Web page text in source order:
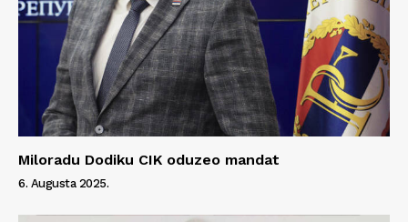
Miloradu Dodiku CIK oduzeo mandat
6. Augusta 2025.